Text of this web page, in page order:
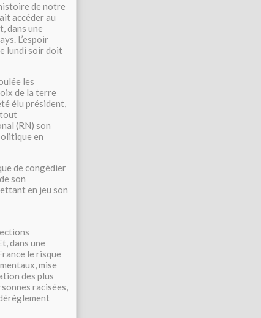
de notre
accéder au
dans une
L’espoir
lundi soir doit
les
de la terre
élu président,
(RN) son
en
de congédier
son
en jeu son
dans une
le risque
mise
des plus
racisées,